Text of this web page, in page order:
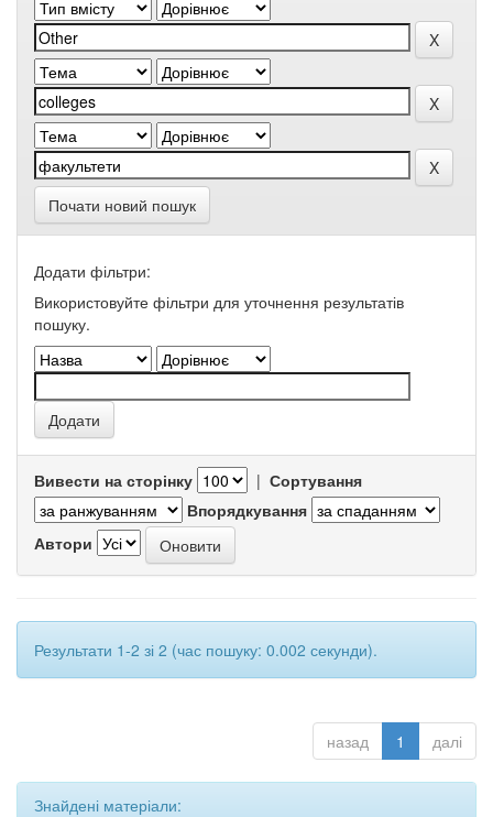
Почати новий пошук
Додати фільтри:
Використовуйте фільтри для уточнення результатів
пошуку.
Вивести на сторінку | Сортування
Впорядкування
Автори
Результати 1-2 зі 2 (час пошуку: 0.002 секунди).
назад 1 далі
Знайдені матеріали: